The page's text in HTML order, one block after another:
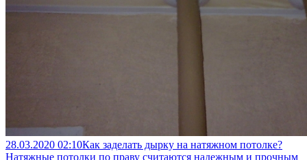
28.03.2020 02:10Как заделать дырку на натяжном потолке?
Натяжные потолки по праву считаются надежным и прочным